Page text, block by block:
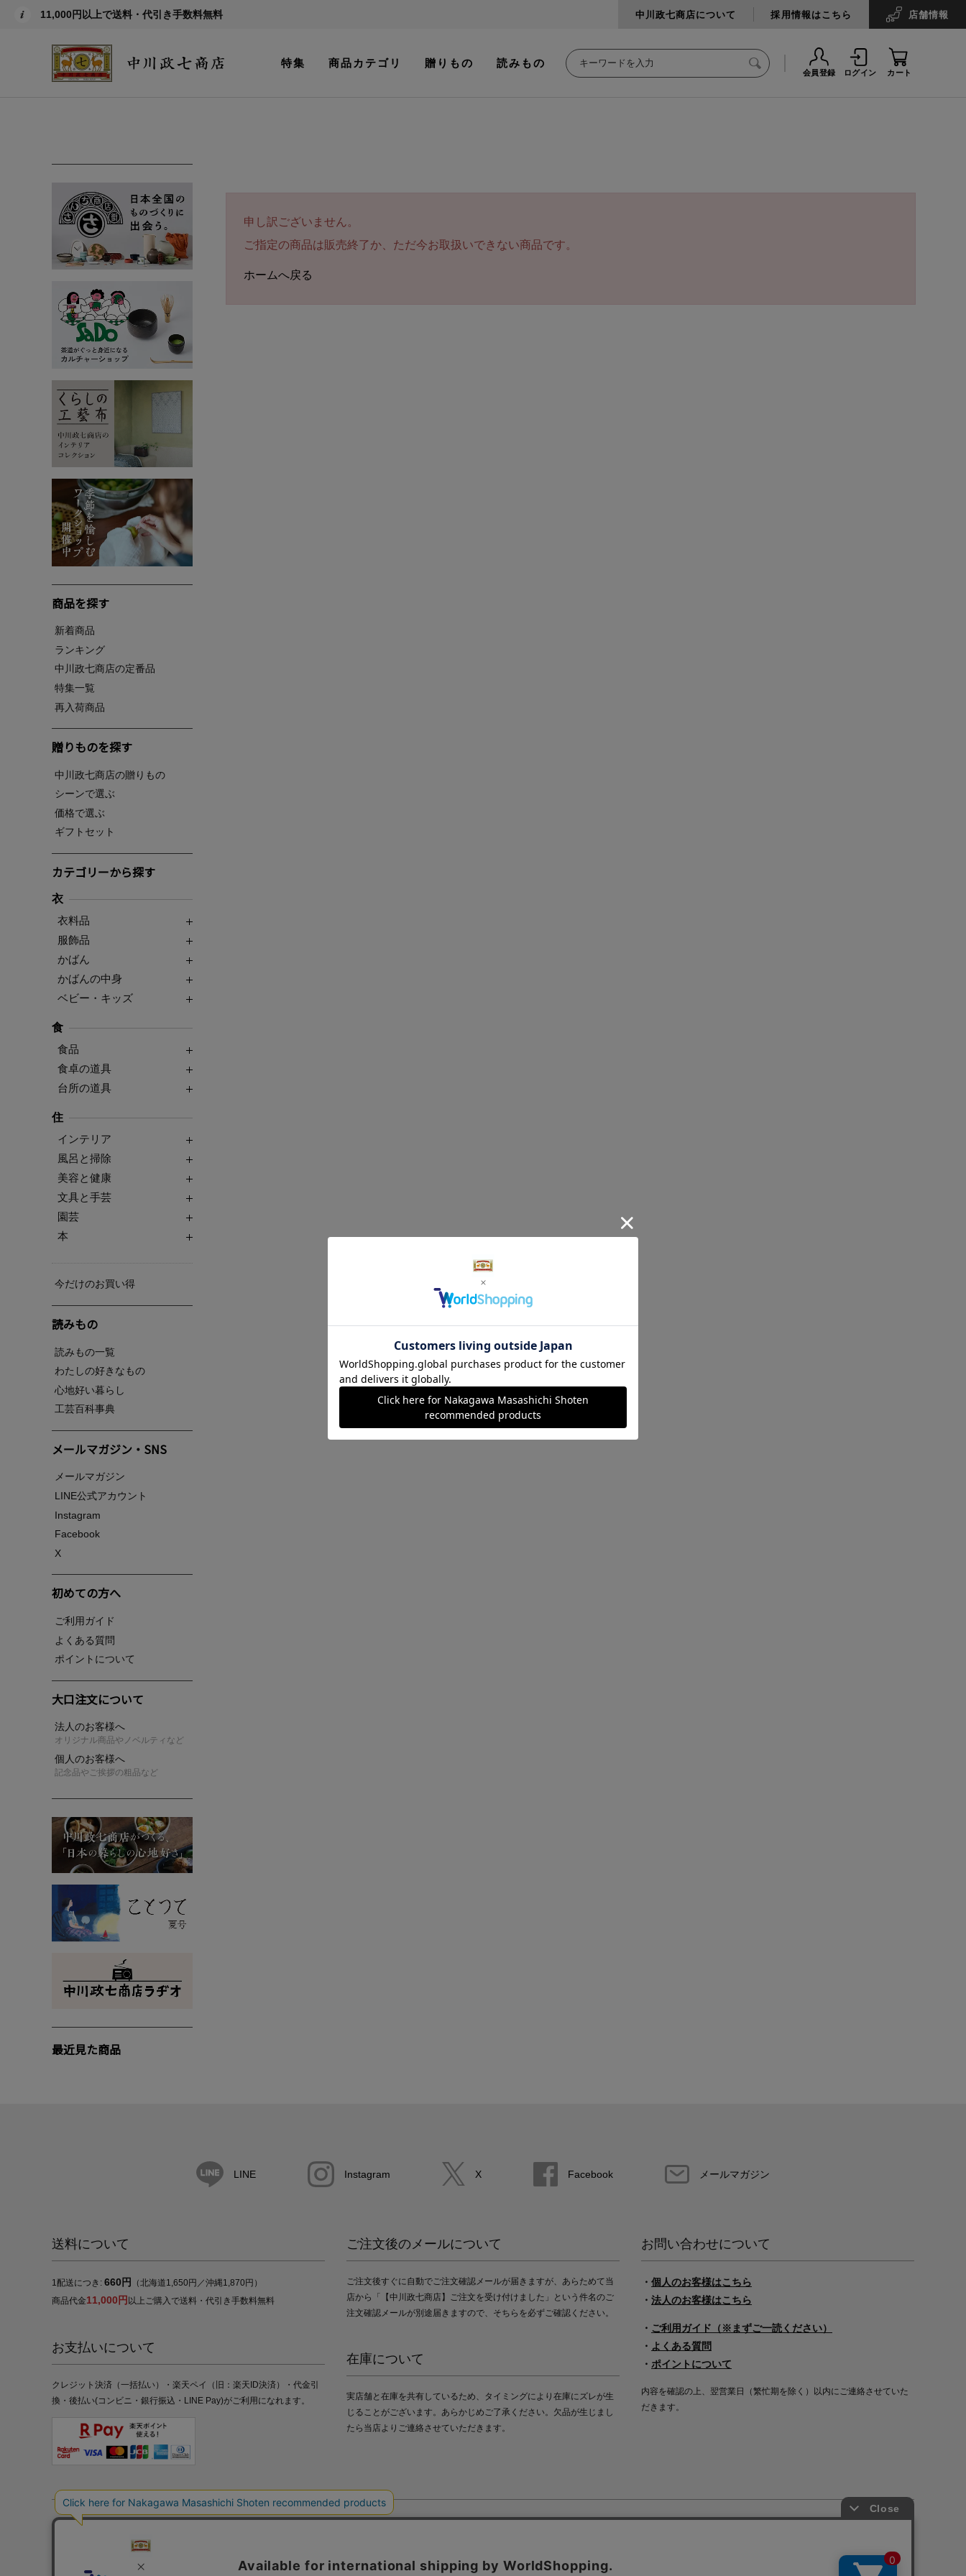
11,000円以上で送料・代引き手数料無料 中川政七商店について 採用情報はこちら 店舗情報
特集 商品カテゴリ 贈りもの 読みもの
会員登録 ログイン カート
商品を探す
新着商品
ランキング
中川政七商店の定番品
特集一覧
再入荷商品
贈りものを探す
中川政七商店の贈りもの
シーンで選ぶ
価格で選ぶ
ギフトセット
カテゴリーから探す
衣
衣料品
服飾品
かばん
かばんの中身
ベビー・キッズ
食
食品
食卓の道具
台所の道具
住
インテリア
風呂と掃除
美容と健康
文具と手芸
園芸
本
今だけのお買い得
読みもの
読みもの一覧
わたしの好きなもの
心地好い暮らし
工芸百科事典
メールマガジン・SNS
メールマガジン
LINE公式アカウント
Instagram
Facebook
X
初めての方へ
ご利用ガイド
よくある質問
ポイントについて
大口注文について
法人のお客様へ
オリジナル商品やノベルティなど
個人のお客様へ
記念品やご挨拶の粗品など
最近見た商品
申し訳ございません。
ご指定の商品は販売終了か、ただ今お取扱いできない商品です。
ホームへ戻る
LINE Instagram X Facebook メールマガジン
送料について
1配送につき: 660円
（北海道1,650円／沖縄1,870円）
商品代金11,000円 以上ご購入で送料・代引き手数料無料
お支払いについて
クレジット決済（一括払い）・楽天ペイ（旧：楽天ID決済）・代金引
換・後払い(コンビニ・銀行振込・LINE Pay)がご利用になれます。
ご注文後のメールについて
ご注文後すぐに自動でご注文確認メールが届きますが、あらためて当
店から「【中川政七商店】ご注文を受け付けました」という件名のご
注文確認メールが別途届きますので、そちらを必ずご確認ください。
在庫について
実店舗と在庫を共有しているため、タイミングにより在庫にズレが生
じることがございます。あらかじめご了承ください。欠品が生じまし
たら当店よりご連絡させていただきます。
お問い合わせについて
・ 個人のお客様はこちら
・ 法人のお客様はこちら
・ ご利用ガイド（※まずご一読ください）
・ よくある質問
・ ポイントについて
内容を確認の上、翌営業日（繁忙期を除く）以内にご連絡させていた
だきます。
プライバシーポリシー